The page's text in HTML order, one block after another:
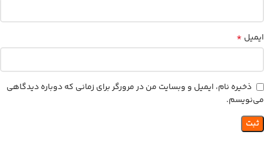
ایمیل *
ذخیره نام، ایمیل و وبسایت من در مرورگر برای زمانی که دوباره دیدگاهی
می‌نویسم.